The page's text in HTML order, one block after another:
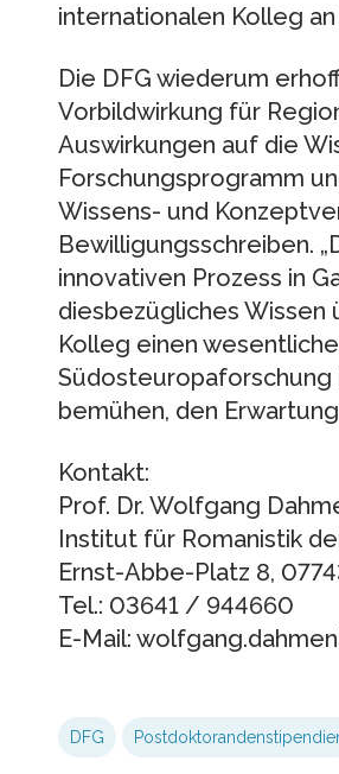
internationalen Kolleg
Die DFG wiederum
Vorbildwirkung für
Auswirkungen auf die
Forschungsprogramm
Wissens- und
Bewilligungsschreiben.
innovativen Prozess in
diesbezügliches Wissen
Kolleg einen
Südosteuropaforschung
bemühen, den
Kontakt:
Prof. Dr. Wolfgang
Institut für Romanistik
Ernst-Abbe-Platz 8,
Tel.: 03641 / 944660
E-Mail:
DFG